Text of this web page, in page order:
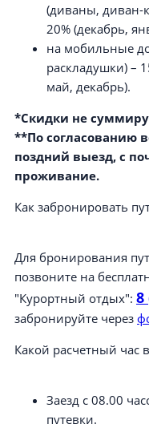
(диваны, диван-
20% (декабрь,
на мобильные
раскладушки) –
май, декабрь).
*Скидки не
**По согласованию
поздний выезд, с
проживание.
Как забронировать
Для бронирования
позвоните на
"Курортный отдых": 8
забронируйте через
Какой расчетный час
Заезд с 08.00
путевки.